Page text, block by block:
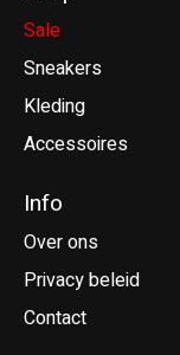
Sale
Sneakers
Kleding
Accessoires
Info
Over ons
Privacy beleid
Contact